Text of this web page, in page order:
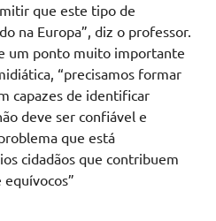
que este tipo de
na Europa”, diz o professor.
um ponto muito importante
“precisamos formar
capazes de identificar
deve ser confiável e
que está
cidadãos que contribuem